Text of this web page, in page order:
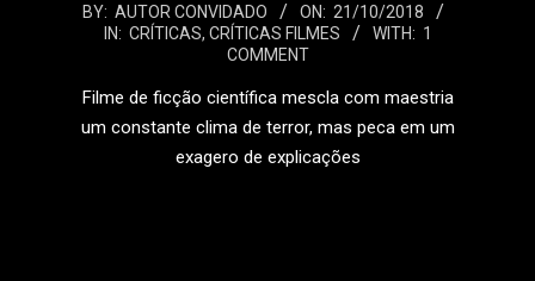
2018-
BY: AUTOR CONVIDADO ON: 21/10/2018
IN: CRÍTICAS, CRÍTICAS FILMES WITH: 1
COMMENT
Filme de ficção científica mescla com maestria
um constante clima de terror, mas peca em um
exagero de explicações